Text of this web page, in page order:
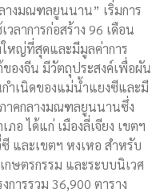
างมณฑลยูนนาน” เริ่มการ
ลาการก่อสร้าง 96 เดือน
หญ่ที่สุดและมีมูลค่าการ
องจีน มีวัตถุประสงค์เพื่อผัน
ำเนิดของแม่น้ำแยงซีและมี
คกลางมณฑลยูนนานซึ่ง
อ ได้แก่ เมืองลี่เจียง เขตฯ
และเขตฯ หงเหอ สำหรับ
กษตรกรรม และระบบนิเวศ
ารรวม 36,900 ตาราง